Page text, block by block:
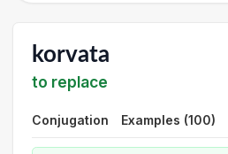
korvata
to replace
Conjugation Examples (100)